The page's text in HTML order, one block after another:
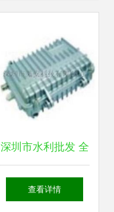
库传输设备
深圳市水利批发 全
链条构建水资源传
查看详情